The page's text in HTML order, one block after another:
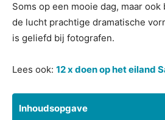
Soms op een mooie dag, maar
de lucht prachtige dramatische
is geliefd bij fotografen.
Lees ook: 12 x doen op het eiland
Inhoudsopgave